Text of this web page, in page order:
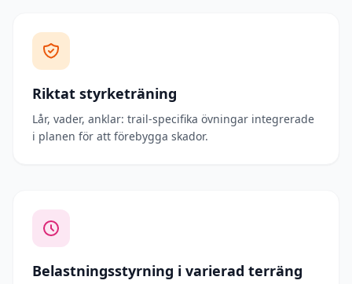
Riktat styrketräning
Lår, vader, anklar: trail-specifika övningar integrerade
i planen för att förebygga skador.
Belastningsstyrning i varierad terräng